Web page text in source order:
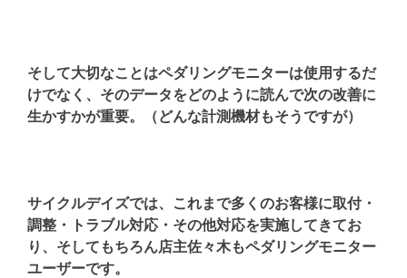
そして大切なことはペダリングモニターは使用するだ
けでなく、そのデータをどのように読んで次の改善に
生かすかが重要。（どんな計測機材もそうですが）
サイクルデイズでは、これまで多くのお客様に取付・
調整・トラブル対応・その他対応を実施してきてお
り、そしてもちろん店主佐々木もペダリングモニター
ユーザーです。